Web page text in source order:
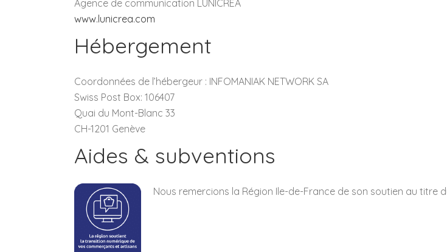
Agence de communication LUNICREA
www.lunicrea.com
Hébergement
Coordonnées de l’hébergeur : INFOMANIAK NETWORK SA
Swiss Post Box: 106407
Quai du Mont-Blanc 33
CH-1201 Genève
Aides & subventions
Nous remercions la Région Ile-de-France de son soutien au titre